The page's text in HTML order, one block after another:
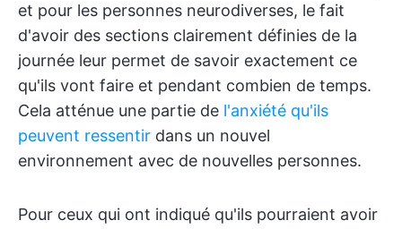
et pour les personnes neurodiverses, le fait
d'avoir des sections clairement définies de la
journée leur permet de savoir exactement ce
qu'ils vont faire et pendant combien de temps.
Cela atténue une partie de l'anxiété qu'ils
peuvent ressentir dans un nouvel
environnement avec de nouvelles personnes.
Pour ceux qui ont indiqué qu'ils pourraient avoir